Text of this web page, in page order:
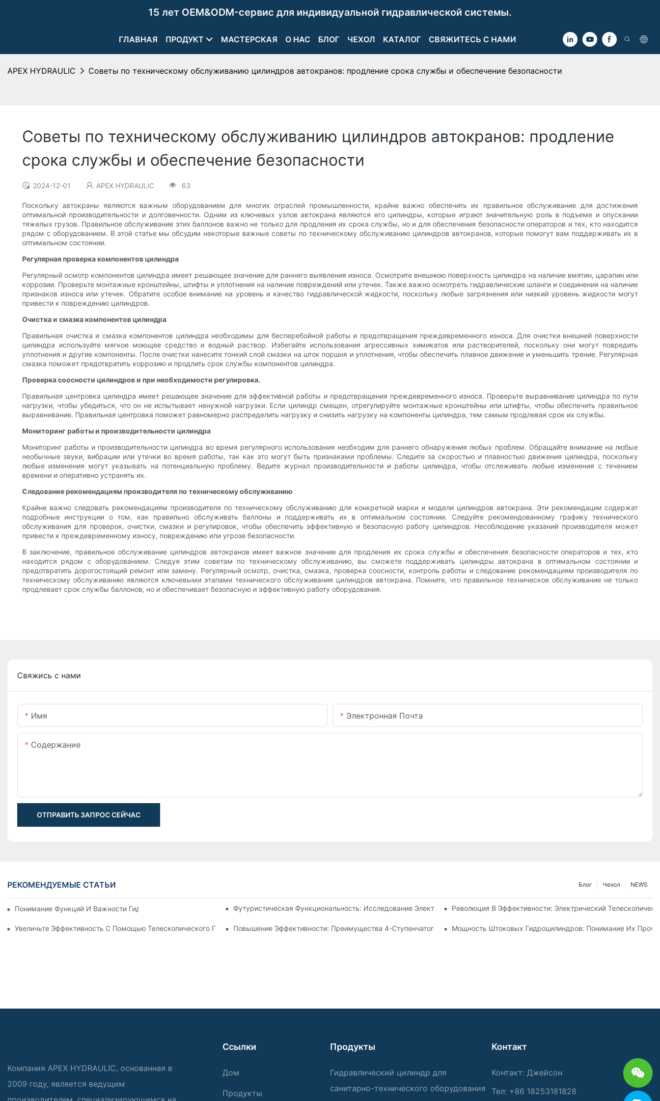
15 лет OEM&ODM-сервис для индивидуальной гидравлической системы.
ГЛАВНАЯ ПРОДУКТ МАСТЕРСКАЯ О НАС БЛОГ ЧЕХОЛ КАТАЛОГ СВЯЖИТЕСЬ С НАМИ
APEX HYDRAULIC Советы по техническому обслуживанию цилиндров автокранов: продление срока службы и обеспечение безопасности
Советы по техническому обслуживанию цилиндров автокранов: продление
срока службы и обеспечение безопасности
2024-12-01 APEX HYDRAULIC 63
Поскольку автокраны являются важным оборудованием для многих отраслей промышленности, крайне важно обеспечить их правильное обслуживание для достижения
оптимальной производительности и долговечности. Одним из ключевых узлов автокрана являются его цилиндры, которые играют значительную роль в подъеме и опускании
тяжелых грузов. Правильное обслуживание этих баллонов важно не только для продления их срока службы, но и для обеспечения безопасности операторов и тех, кто находится
рядом с оборудованием. В этой статье мы обсудим некоторые важные советы по техническому обслуживанию цилиндров автокранов, которые помогут вам поддерживать их в
оптимальном состоянии.
Регулярная проверка компонентов цилиндра
Регулярный осмотр компонентов цилиндра имеет решающее значение для раннего выявления износа. Осмотрите внешнюю поверхность цилиндра на наличие вмятин, царапин или
коррозии. Проверьте монтажные кронштейны, штифты и уплотнения на наличие повреждений или утечек. Также важно осмотреть гидравлические шланги и соединения на наличие
признаков износа или утечек. Обратите особое внимание на уровень и качество гидравлической жидкости, поскольку любые загрязнения или низкий уровень жидкости могут
привести к повреждению цилиндров.
Очистка и смазка компонентов цилиндра
Правильная очистка и смазка компонентов цилиндра необходимы для бесперебойной работы и предотвращения преждевременного износа. Для очистки внешней поверхности
цилиндра используйте мягкое моющее средство и водный раствор. Избегайте использования агрессивных химикатов или растворителей, поскольку они могут повредить
уплотнения и другие компоненты. После очистки нанесите тонкий слой смазки на шток поршня и уплотнения, чтобы обеспечить плавное движение и уменьшить трение. Регулярная
смазка поможет предотвратить коррозию и продлить срок службы компонентов цилиндра.
Проверка соосности цилиндров и при необходимости регулировка.
Правильная центровка цилиндра имеет решающее значение для эффективной работы и предотвращения преждевременного износа. Проверьте выравнивание цилиндра по пути
нагрузки, чтобы убедиться, что он не испытывает ненужной нагрузки. Если цилиндр смещен, отрегулируйте монтажные кронштейны или штифты, чтобы обеспечить правильное
выравнивание. Правильная центровка поможет равномерно распределить нагрузку и снизить нагрузку на компоненты цилиндра, тем самым продлевая срок их службы.
Мониторинг работы и производительности цилиндра
Мониторинг работы и производительности цилиндра во время регулярного использования необходим для раннего обнаружения любых проблем. Обращайте внимание на любые
необычные звуки, вибрации или утечки во время работы, так как это могут быть признаками проблемы. Следите за скоростью и плавностью движения цилиндра, поскольку
любые изменения могут указывать на потенциальную проблему. Ведите журнал производительности и работы цилиндра, чтобы отслеживать любые изменения с течением
времени и оперативно устранять их.
Следование рекомендациям производителя по техническому обслуживанию
Крайне важно следовать рекомендациям производителя по техническому обслуживанию для конкретной марки и модели цилиндров автокрана. Эти рекомендации содержат
подробные инструкции о том, как правильно обслуживать баллоны и поддерживать их в оптимальном состоянии. Следуйте рекомендованному графику технического
обслуживания для проверок, очистки, смазки и регулировок, чтобы обеспечить эффективную и безопасную работу цилиндров. Несоблюдение указаний производителя может
привести к преждевременному износу, повреждению или угрозе безопасности.
В заключение, правильное обслуживание цилиндров автокранов имеет важное значение для продления их срока службы и обеспечения безопасности операторов и тех, кто
находится рядом с оборудованием. Следуя этим советам по техническому обслуживанию, вы сможете поддерживать цилиндры автокрана в оптимальном состоянии и
предотвратить дорогостоящий ремонт или замену. Регулярный осмотр, очистка, смазка, проверка соосности, контроль работы и следование рекомендациям производителя по
техническому обслуживанию являются ключевыми этапами технического обслуживания цилиндров автокрана. Помните, что правильное техническое обслуживание не только
продлевает срок службы баллонов, но и обеспечивает безопасную и эффективную работу оборудования.
Свяжись с нами
Имя Электронная Почта
Содержание
ОТПРАВИТЬ ЗАПРОС СЕЙЧАС
РЕКОМЕНДУЕМЫЕ СТАТЬИ NEWS
Чехол
Блог
Понимание Функций И Важности Гидравлических Цилиндров Рулевой ТягиФутуристическая Функциональность: Исследование Электрического Телескопического Цилиндра
Революция В Эффективности: Электрический
Увеличьте Эффективность С Помощью Телескопического Гидроцилиндра Для Вашего СамосвалаПовышение Эффективности: Преимущества 4-Ступенчатого Телескопического Гидроцилиндра
Мощность Штоковых Гидроцилиндров: Понимание Их
Компания APEX HYDRAULIC, основанная в
2009 году, является ведущим
Ссылки
Дом
Продукты
Продукты
Гидравлический цилиндр для
санитарно-технического оборудования
Контакт
Контакт: Джейсон
Тел: +86 18253181828